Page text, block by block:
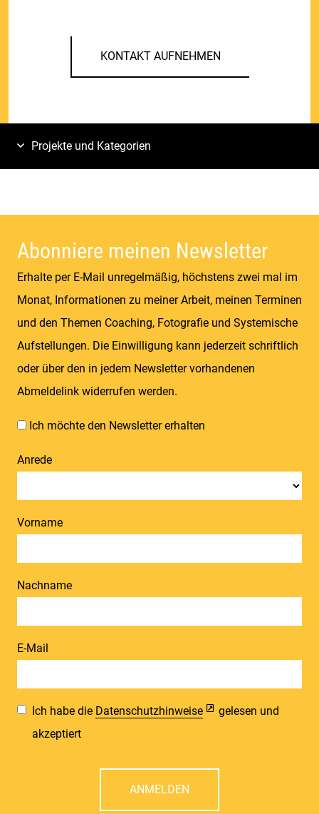
KONTAKT AUFNEHMEN
Projekte und Kategorien
Abonniere meinen Newsletter
Erhalte per E-Mail unregelmäßig, höchstens zwei mal im
Monat, Informationen zu meiner Arbeit, meinen Terminen
und den Themen Coaching, Fotografie und Systemische
Aufstellungen. Die Einwilligung kann jederzeit schriftlich
oder über den in jedem Newsletter vorhandenen
Abmeldelink widerrufen werden.
Ich möchte den Newsletter erhalten
Anrede
Vorname
Nachname
E-Mail
Ich habe die Datenschutzhinweise
gelesen und
akzeptiert
ANMELDEN